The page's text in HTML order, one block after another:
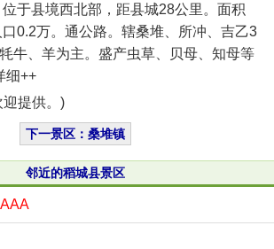
于县境西北部，距县城28公里。面积
0.2万。通公路。辖桑堆、所冲、吉乙3
牛、羊为主。盛产虫草、贝母、知母等
细++
提供。)
下一景区：桑堆镇
邻近的稻城县景区